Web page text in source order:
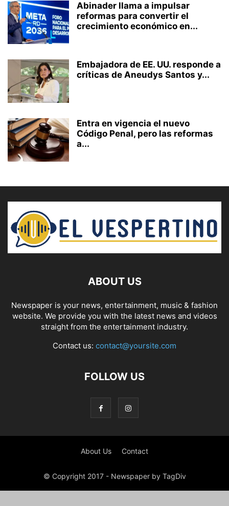
Abinader llama a impulsar
reformas para convertir el
crecimiento económico en...
Embajadora de EE. UU. responde a
críticas de Aneudys Santos y...
Entra en vigencia el nuevo
Código Penal, pero las reformas
a...
ABOUT US
Newspaper is your news, entertainment, music & fashion
website. We provide you with the latest news and videos
straight from the entertainment industry.
Contact us: contact@yoursite.com
FOLLOW US
About Us Contact
© Copyright 2017 - Newspaper by TagDiv